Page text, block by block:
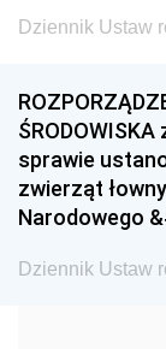
1993
1987
1984
1981
Dziennik Ustaw
sprawie
zwierząt
Narodowego
Dziennik Ustaw